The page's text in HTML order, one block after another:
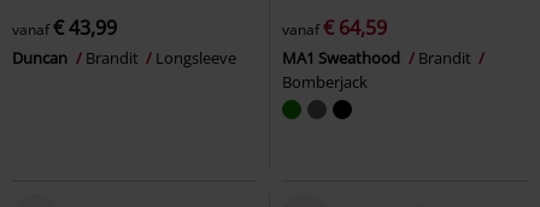
vanaf€ 43,99
Duncan Brandit Longsleeve
vanaf€ 64,59
MA1 Sweathood
Brandit
Bomberjack